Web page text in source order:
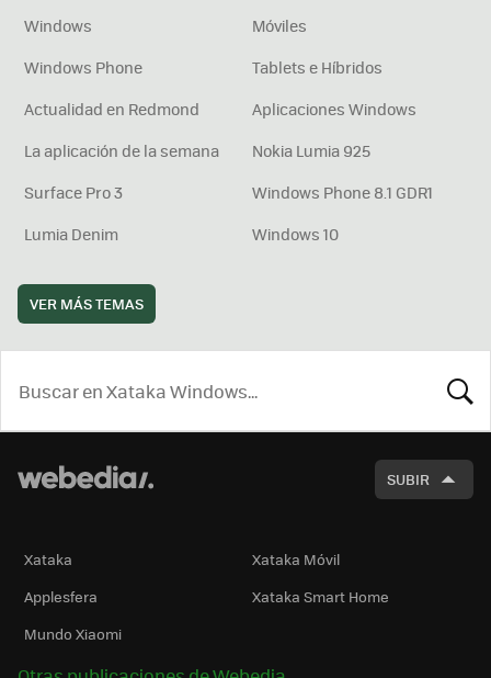
Windows
Móviles
Windows Phone
Tablets e Híbridos
Actualidad en Redmond
Aplicaciones Windows
La aplicación de la semana
Nokia Lumia 925
Surface Pro 3
Windows Phone 8.1 GDR1
Lumia Denim
Windows 10
VER MÁS TEMAS
SUBIR
Xataka
Xataka Móvil
Applesfera
Xataka Smart Home
Mundo Xiaomi